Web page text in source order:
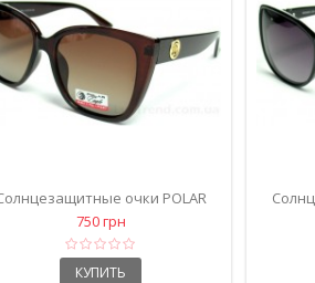
Солнцезащитные очки 1821
коричневые
750 грн
КУПИТЬ